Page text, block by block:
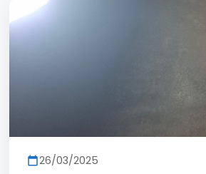
26/03/2025